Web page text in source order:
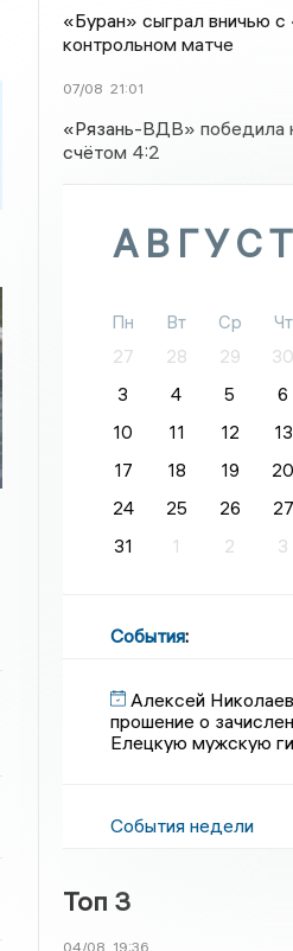
«Буран» сыграл вничью
контрольном матче
07/08 21:01
«Рязань-ВДВ»
счётом 4:2
АВГУСТ
Пн Вт Ср Чт
27
28 29 30
3
4 5 6
10
11 12 13
17
18 19 20
24
25 26 27
31
1 2 3
События:
Алексей
прошение о
Елецкую мужскую
События недели
Топ 3
04/08 19:36